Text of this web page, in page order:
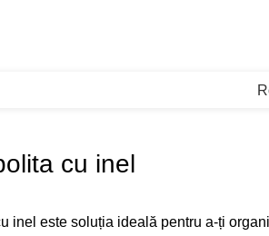
cu inel
inel este soluția ideală pentru a-ți